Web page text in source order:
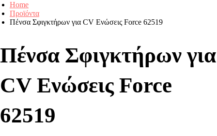
Home
Προϊόντα
Πένσα Σφιγκτήρων για CV Ενώσεις Force 62519
Πένσα Σφιγκτήρων για
CV Ενώσεις Force
62519